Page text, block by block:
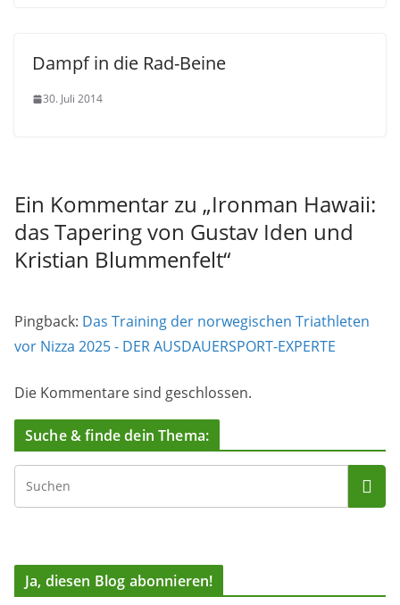
Dampf in die Rad-Beine
30. Juli 2014
Ein Kommentar zu „Ironman Hawaii:
das Tapering von Gustav Iden und
Kristian Blummenfelt“
Pingback: Das Training der norwegischen Triathleten
vor Nizza 2025 - DER AUSDAUERSPORT-EXPERTE
Die Kommentare sind geschlossen.
Suche & finde dein Thema:
Ja, diesen Blog abonnieren!